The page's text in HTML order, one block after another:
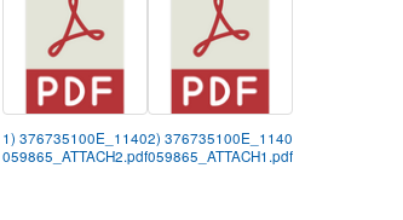
1) 376735100E_1140
059865_ATTACH2.pdf
2) 376735100E_1140
059865_ATTACH1.pdf